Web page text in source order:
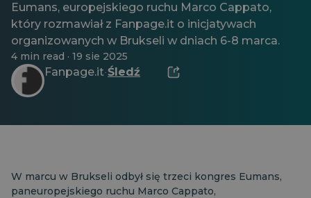
Eumans, europejskiego ruchu Marco Cappato,
który rozmawiał z Fanpage.it o inicjatywach
organizowanych w Brukseli w dniach 6-8 marca.
4 min read · 19 sie 2025
Fanpage.it·Śledź
W marcu w Brukseli odbył się trzeci kongres Eumans,
paneuropejskiego ruchu Marco Cappato,